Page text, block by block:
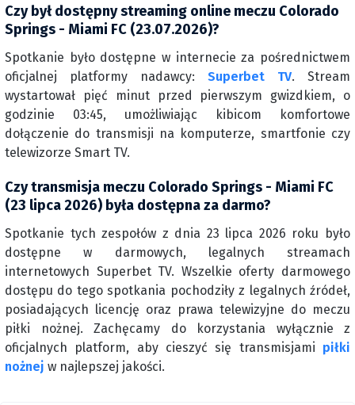
Czy był dostępny streaming online meczu Colorado
Springs - Miami FC (23.07.2026)?
Spotkanie było dostępne w internecie za pośrednictwem
oficjalnej platformy nadawcy: Superbet TV. Stream
wystartował pięć minut przed pierwszym gwizdkiem, o
godzinie 03:45, umożliwiając kibicom komfortowe
dołączenie do transmisji na komputerze, smartfonie czy
telewizorze Smart TV.
Czy transmisja meczu Colorado Springs - Miami FC
(23 lipca 2026) była dostępna za darmo?
Spotkanie tych zespołów z dnia 23 lipca 2026 roku było
dostępne w darmowych, legalnych streamach
internetowych Superbet TV. Wszelkie oferty darmowego
dostępu do tego spotkania pochodziły z legalnych źródeł,
posiadających licencję oraz prawa telewizyjne do meczu
piłki nożnej. Zachęcamy do korzystania wyłącznie z
oficjalnych platform, aby cieszyć się transmisjami piłki
nożnej w najlepszej jakości.